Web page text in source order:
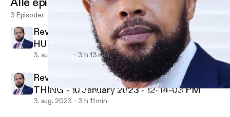
Rev Chris Christian - GOD WILL DO A NEW THING - 10
Rev. Chris Christian
3 Episoder
Rev. Chris Christian - REDEEMED BY THE
HUMAN VALUE OF JESUS - 17 January
2023 - 12-04-42 PM
3. aug. 2023 3 h 13 min
Rev Chris Christian - GOD WILL DO A NEW
THING - 10 January 2023 - 12-14-03 PM
3. aug. 2023 3 h 11 min